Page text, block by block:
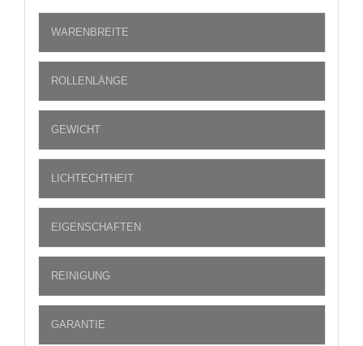
WARENBREITE
ROLLENLÄNGE
GEWICHT
LICHTECHTHEIT
EIGENSCHAFTEN
REINIGUNG
GARANTIE